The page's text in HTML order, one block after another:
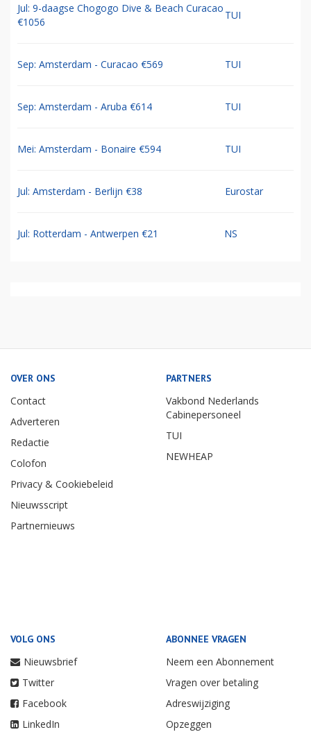
Jul: 9-daagse Chogogo Dive & Beach Curacao
€1056
TUI
Sep: Amsterdam - Curacao €569 TUI
Sep: Amsterdam - Aruba €614 TUI
Mei: Amsterdam - Bonaire €594 TUI
Jul: Amsterdam - Berlijn €38 Eurostar
Jul: Rotterdam - Antwerpen €21 NS
OVER ONS
Contact
Adverteren
Redactie
Colofon
Privacy & Cookiebeleid
Nieuwsscript
Partnernieuws
PARTNERS
Vakbond Nederlands
Cabinepersoneel
TUI
NEWHEAP
VOLG ONS
Nieuwsbrief
Twitter
Facebook
LinkedIn
ABONNEE VRAGEN
Neem een Abonnement
Vragen over betaling
Adreswijziging
Opzeggen